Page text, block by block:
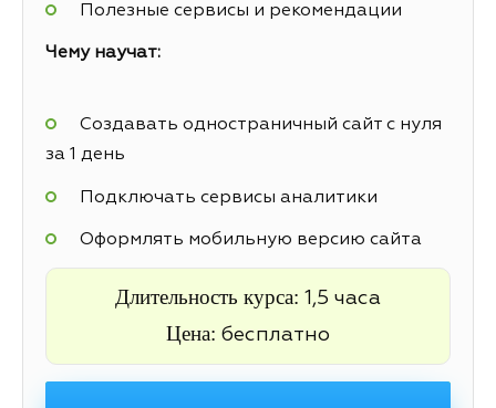
Полезные сервисы и рекомендации
Чему научат:
Создавать одностраничный сайт с нуля
за 1 день
Подключать сервисы аналитики
Оформлять мобильную версию сайта
Длительность курса: 1,5 часа
Цена: бесплатно